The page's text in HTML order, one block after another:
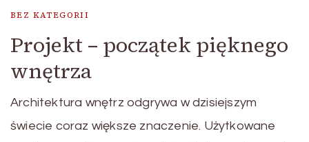
BEZ KATEGORII
Projekt – początek pięknego
wnętrza
Architektura wnętrz odgrywa w dzisiejszym
świecie coraz większe znaczenie. Użytkowane